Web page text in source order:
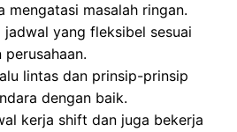
mengatasi masalah ringan.
jadwal yang fleksibel sesuai
lintas dan prinsip-prinsip
dengan baik.
kerja shift dan juga bekerja